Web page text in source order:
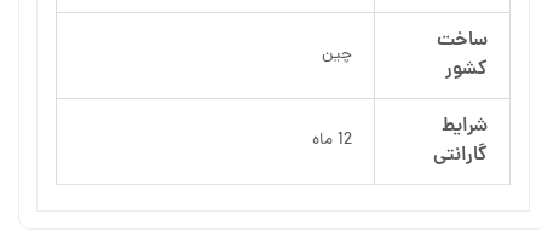
ساخت
کشور
چین
شرایط
گارانتی
12 ماه